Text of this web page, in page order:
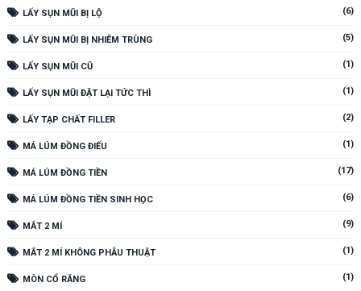
LẤY SỤN MŨI BỊ LỘ (6)
LẤY SỤN MŨI BỊ NHIỄM TRÙNG (5)
LẤY SỤN MŨI CŨ (1)
LẤY SỤN MŨI ĐẶT LẠI TỨC THÌ (1)
LẤY TẠP CHẤT FILLER (2)
MÁ LÚM ĐỒNG ĐIẾU (1)
MÁ LÚM ĐỒNG TIỀN (17)
MÁ LÚM ĐỒNG TIỀN SINH HỌC (6)
MẮT 2 MÍ (9)
MẮT 2 MÍ KHÔNG PHẪU THUẬT (1)
MÒN CỔ RĂNG (1)